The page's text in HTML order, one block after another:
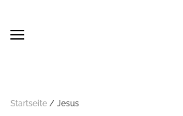
Startseite / Jesus